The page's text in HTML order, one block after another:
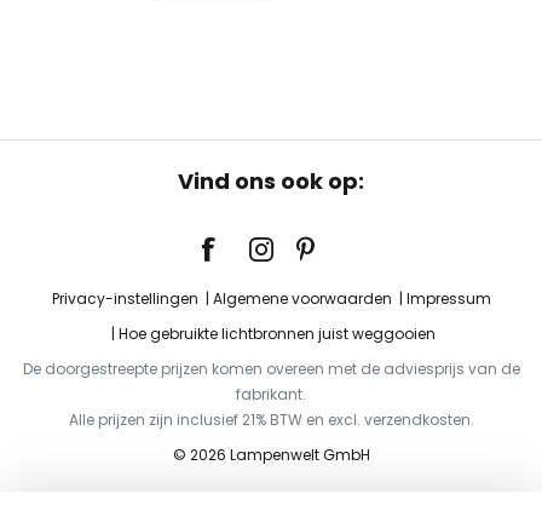
Vind ons ook op:
Privacy-instellingen Algemene voorwaarden
Impressum
Hoe gebruikte lichtbronnen juist weggooien
De doorgestreepte prijzen komen overeen met de adviesprijs van de
fabrikant.
Alle prijzen zijn inclusief 21% BTW en excl. verzendkosten.
© 2026 Lampenwelt GmbH